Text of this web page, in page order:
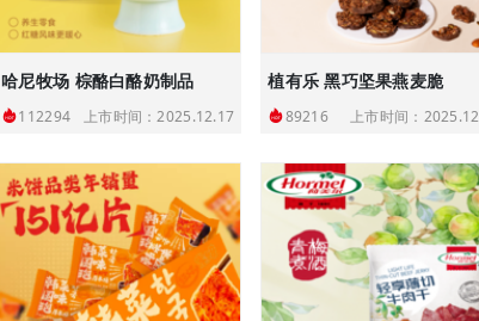
哈尼牧场 棕酪白酪奶制品
112294 上市时间：2025.12.17
植有乐 黑巧坚果燕麦脆
89216 上市时间：